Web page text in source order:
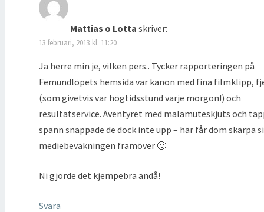
Mattias o Lotta skriver:
13 februari, 2013 kl. 11:20
Ja herre min je, vilken pers.. Tycker rapporteringen på
Femundlöpets hemsida var kanon med fina filmklipp,
(som givetvis var högtidsstund varje morgon!) och
resultatservice. Äventyret med malamuteskjuts och
spann snappade de dock inte upp – här får dom skärpa
mediebevakningen framöver 🙂
Ni gjorde det kjempebra ändå!
Svara